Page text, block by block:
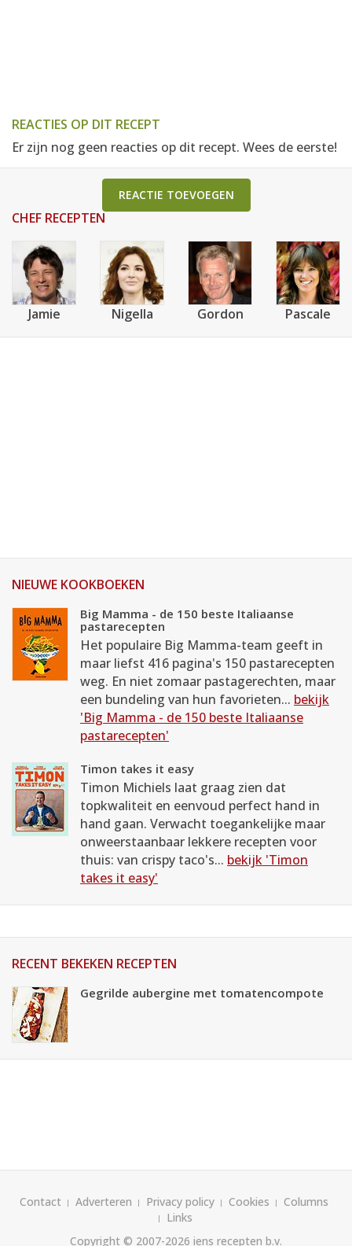
REACTIES OP DIT RECEPT
Er zijn nog geen reacties op dit recept. Wees de eerste!
REACTIE TOEVOEGEN
CHEF RECEPTEN
Jamie Nigella Gordon Pascale
NIEUWE KOOKBOEKEN
Big Mamma - de 150 beste Italiaanse
pastarecepten
Het populaire Big Mamma-team geeft in
maar liefst 416 pagina's 150 pastarecepten
weg. En niet zomaar pastagerechten, maar
een bundeling van hun favorieten... bekijk
'Big Mamma - de 150 beste Italiaanse
pastarecepten'
Timon takes it easy
Timon Michiels laat graag zien dat
topkwaliteit en eenvoud perfect hand in
hand gaan. Verwacht toegankelijke maar
onweerstaanbaar lekkere recepten voor
thuis: van crispy taco's... bekijk 'Timon
takes it easy'
RECENT BEKEKEN RECEPTEN
Gegrilde aubergine met tomatencompote
Contact Adverteren Privacy policy Cookies
Columns
Links
Copyright © 2007-2026 iens recepten b.v.